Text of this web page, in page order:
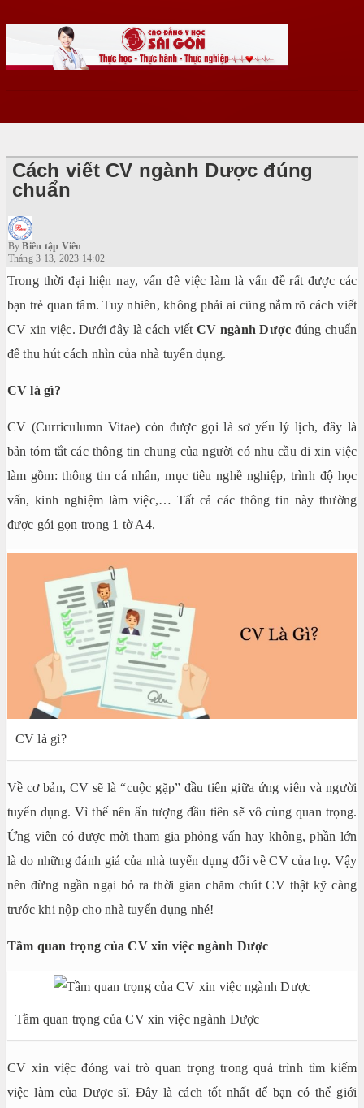
Cách viết CV ngành Dược đúng
chuẩn
ByBiên tập Viên
Tháng 3 13, 2023 14:02
Trong thời đại hiện nay, vấn đề việc làm là vấn đề rất được các
bạn trẻ quan tâm. Tuy nhiên, không phải ai cũng nắm rõ cách viết
CV xin việc. Dưới đây là cách viếtCV ngành Dược đúng chuẩn
để thu hút cách nhìn của nhà tuyển dụng.
CV là gì?
CV (Curriculumn Vitae) còn được gọi là sơ yếu lý lịch, đây là
bản tóm tắt các thông tin chung của người có nhu cầu đi xin việc
làm gồm: thông tin cá nhân, mục tiêu nghề nghiệp, trình độ học
vấn, kinh nghiệm làm việc,… Tất cả các thông tin này thường
được gói gọn trong 1 tờ A4.
CV là gì?
Về cơ bản, CV sẽ là “cuộc gặp” đầu tiên giữa ứng viên và người
tuyển dụng. Vì thế nên ấn tượng đầu tiên sẽ vô cùng quan trọng.
Ứng viên có được mời tham gia phỏng vấn hay không, phần lớn
là do những đánh giá của nhà tuyển dụng đối về CV của họ. Vậy
nên đừng ngần ngại bỏ ra thời gian chăm chút CV thật kỹ càng
trước khi nộp cho nhà tuyển dụng nhé!
Tầm quan trọng của CV xin việc ngành Dược
Tầm quan trọng của CV xin việc ngành Dược
CV xin việc đóng vai trò quan trọng trong quá trình tìm kiếm
việc làm của Dược sĩ. Đây là cách tốt nhất để bạn có thể giới